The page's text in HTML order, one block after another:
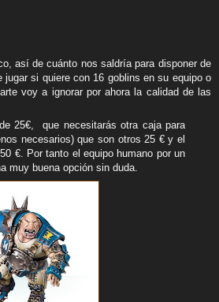
así de cuánto nos saldría para disponer de
si quiere con 16 goblins en su equipo o
voy a ignorar por ahora la calidad de las
25€, que necesitarás otra caja para
necesarios) que son otros 25 € y el
€. Por tanto el equipo humano por un
muy buena opción sin duda.